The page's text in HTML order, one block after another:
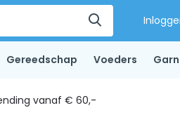
Gereedschap Voeders
vanaf € 60,-